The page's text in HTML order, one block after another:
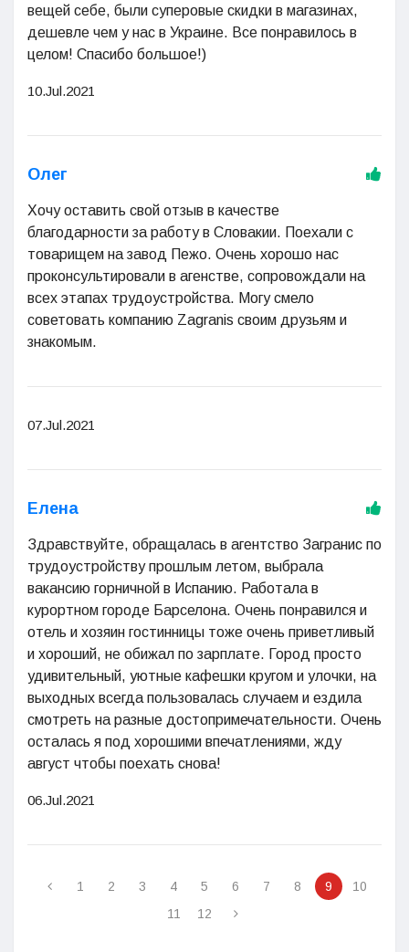
вещей себе, были суперовые скидки в магазинах,
дешевле чем у нас в Украине. Все понравилось в
целом! Спасибо большое!)
10.Jul.2021
Олег
Хочу оставить свой отзыв в качестве
благодарности за работу в Словакии. Поехали с
товарищем на завод Пежо. Очень хорошо нас
проконсультировали в агенстве, сопровождали на
всех этапах трудоустройства. Могу смело
советовать компанию Zagranis своим друзьям и
знакомым.
07.Jul.2021
Елена
Здравствуйте, обращалась в агентство Загранис по
трудоустройству прошлым летом, выбрала
вакансию горничной в Испанию. Работала в
курортном городе Барселона. Очень понравился и
отель и хозяин гостинницы тоже очень приветливый
и хороший, не обижал по зарплате. Город просто
удивительный, уютные кафешки кругом и улочки, на
выходных всегда пользовалась случаем и ездила
смотреть на разные достопримечательности. Очень
осталась я под хорошими впечатлениями, жду
август чтобы поехать снова!
06.Jul.2021
1 2 3 4 5 6 7 8 9
10
11
12